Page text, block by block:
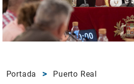
Portada Puerto Real